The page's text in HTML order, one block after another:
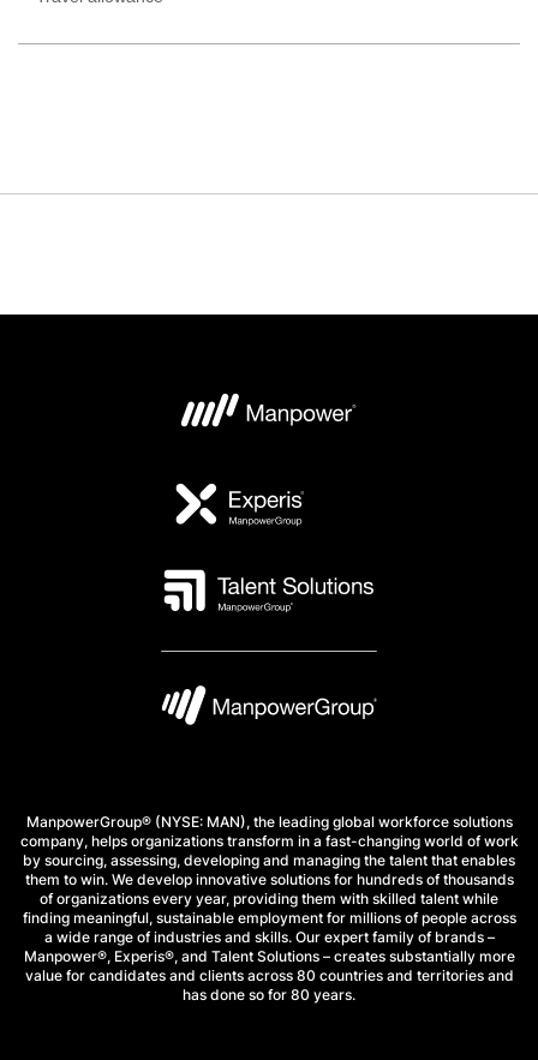
ManpowerGroup® (NYSE: MAN), the leading global workforce solutions
company, helps organizations transform in a fast-changing world of work
by sourcing, assessing, developing and managing the talent that enables
them to win. We develop innovative solutions for hundreds of thousands
of organizations every year, providing them with skilled talent while
finding meaningful, sustainable employment for millions of people across
a wide range of industries and skills. Our expert family of brands –
Manpower®, Experis®, and Talent Solutions – creates substantially more
value for candidates and clients across 80 countries and territories and
has done so for 80 years.